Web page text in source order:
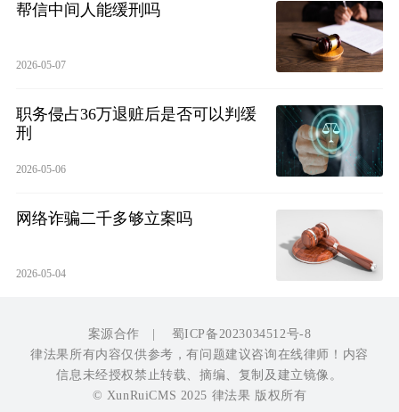
帮信中间人能缓刑吗
2026-05-07
职务侵占36万退赃后是否可以判缓
刑
2026-05-06
网络诈骗二千多够立案吗
2026-05-04
案源合作 | 蜀ICP备2023034512号-8
律法果所有内容仅供参考，有问题建议咨询在线律师！内容
信息未经授权禁止转载、摘编、复制及建立镜像。
© XunRuiCMS 2025 律法果 版权所有